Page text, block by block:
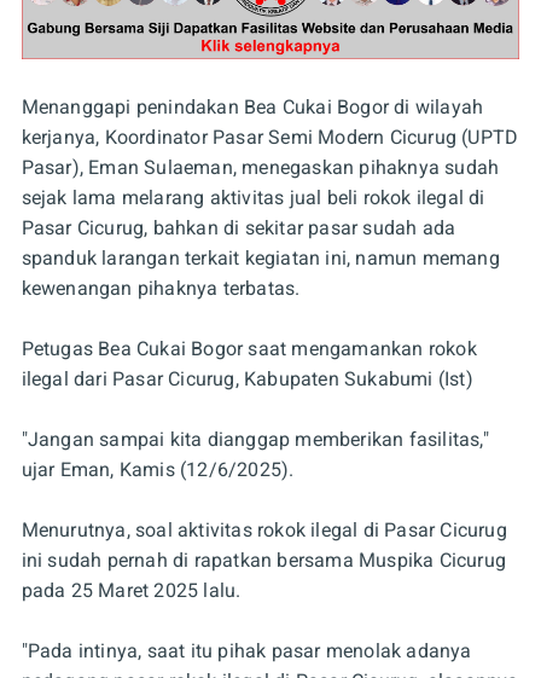
Menanggapi penindakan Bea Cukai Bogor di wilayah
kerjanya, Koordinator Pasar Semi Modern Cicurug (UPTD
Pasar), Eman Sulaeman, menegaskan pihaknya sudah
sejak lama melarang aktivitas jual beli rokok ilegal di
Pasar Cicurug, bahkan di sekitar pasar sudah ada
spanduk larangan terkait kegiatan ini, namun memang
kewenangan pihaknya terbatas.
Petugas Bea Cukai Bogor saat mengamankan rokok
ilegal dari Pasar Cicurug, Kabupaten Sukabumi (Ist)
"Jangan sampai kita dianggap memberikan fasilitas,"
ujar Eman, Kamis (12/6/2025).
Menurutnya, soal aktivitas rokok ilegal di Pasar Cicurug
ini sudah pernah di rapatkan bersama Muspika Cicurug
pada 25 Maret 2025 lalu.
"Pada intinya, saat itu pihak pasar menolak adanya